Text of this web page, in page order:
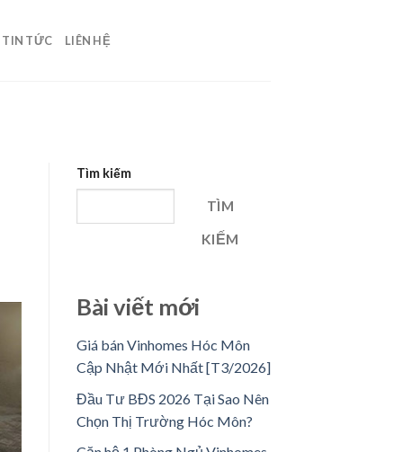
TIN TỨC LIÊN HỆ
Tìm kiếm
TÌM
KIẾM
Bài viết mới
Giá bán Vinhomes Hóc Môn
Cập Nhật Mới Nhất [T3/2026]
Đầu Tư BĐS 2026 Tại Sao Nên
Chọn Thị Trường Hóc Môn?